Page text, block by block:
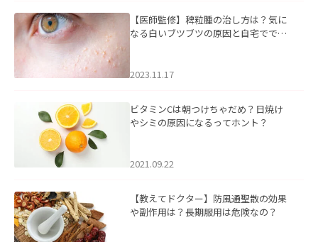
【医師監修】稗粒腫の治し方は？気に
なる白いブツブツの原因と自宅ででき
2023.11.17
ビタミンCは朝つけちゃだめ？日焼け
やシミの原因になるってホント？
2021.09.22
【教えてドクター】防風通聖散の効果
や副作用は？長期服用は危険なの？